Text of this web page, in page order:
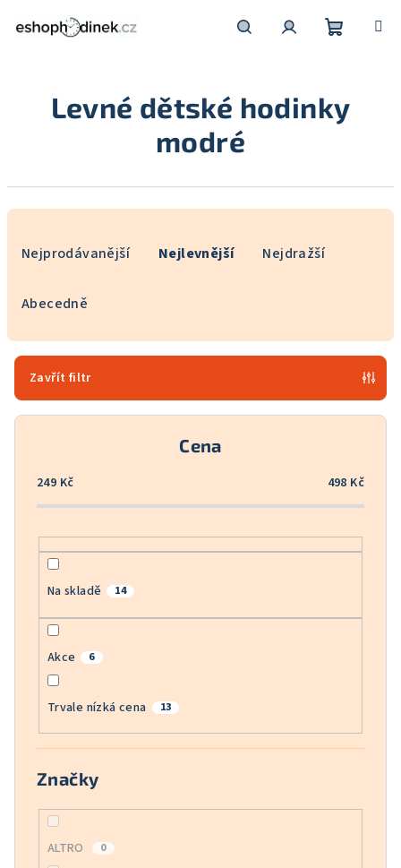
košík
Levné dětské hodinky
modré
r
o
Nejprodávanější Nejlevnější Nejdražší
Abecedně
Zavřít filtr
Cena
249 Kč 498 Kč
Na skladě 14
Akce 6
Trvale nízká cena 13
Značky
ALTRO 0